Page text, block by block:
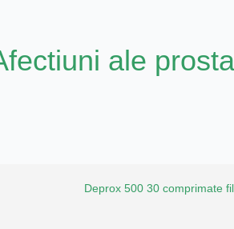
ale
Deprox 500 30 comprimate